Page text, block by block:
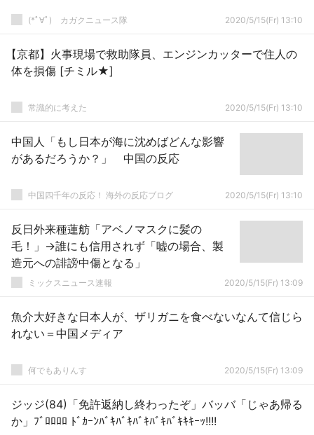
(*ﾟ∀ﾟ)ゞカガクニュース隊 2020/5/15(Fr) 13:10
【京都】火事現場で救助隊員、エンジンカッターで住人の
体を損傷 [チミル★]
常識的に考えた 2020/5/15(Fr) 13:10
中国人「もし日本が海に沈めばどんな影響
があるだろうか？」 中国の反応
中国四千年の反応！ 海外の反応ブログ 2020/5/15(Fr) 13:10
反日外来種蓮舫「アベノマスクに髪の
毛！」→誰にも信用されず「嘘の場合、製
造元への誹謗中傷となる」
ミックスニュース速報 2020/5/15(Fr) 13:09
魚介大好きな日本人が、ザリガニを食べないなんて信じら
れない＝中国メディア
何でもありんす 2020/5/15(Fr) 13:09
ジッジ(84)「免許返納し終わったぞ」バッバ「じゃあ帰る
か」ﾌﾞﾛﾛﾛﾛ ﾄﾞｶｰﾝﾊﾞｷﾊﾞｷﾊﾞｷﾊﾞｷﾊﾞｷｷｷｰｯ!!!!